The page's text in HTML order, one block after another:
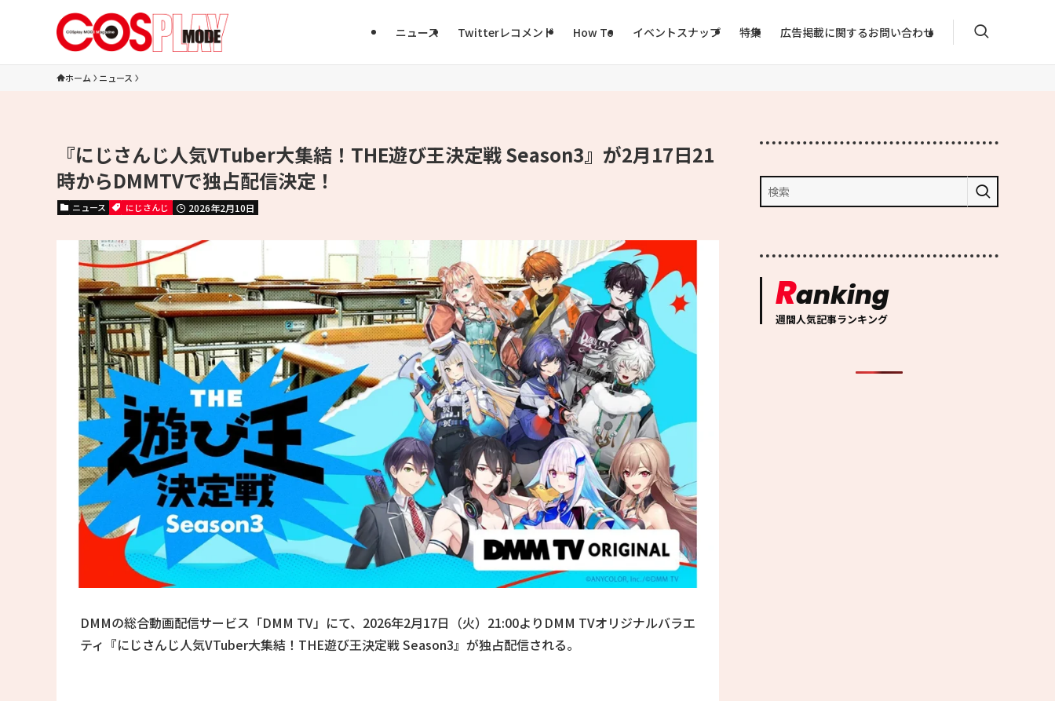
ニュース Twitterレコメンド How To イベントスナップ 特集 広告掲載に関するお問い合わせ
ホーム ニュース
『にじさんじ人気VTuber大集結！THE遊び王決定戦 Season3』が2月17日21
時からDMMTVで独占配信決定！
ニュース にじさんじ 2026年2月10日
DMMの総合動画配信サービス「DMM TV」にて、2026年2月17日（火）21:00よりDMM TVオリジナルバラエ
ティ『にじさんじ人気VTuber大集結！THE遊び王決定戦 Season3』が独占配信される。
Ranking
週間人気記事ランキング